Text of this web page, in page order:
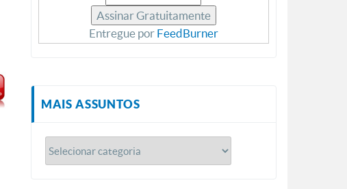
Entregue porFeedBurner
MAIS ASSUNTOS